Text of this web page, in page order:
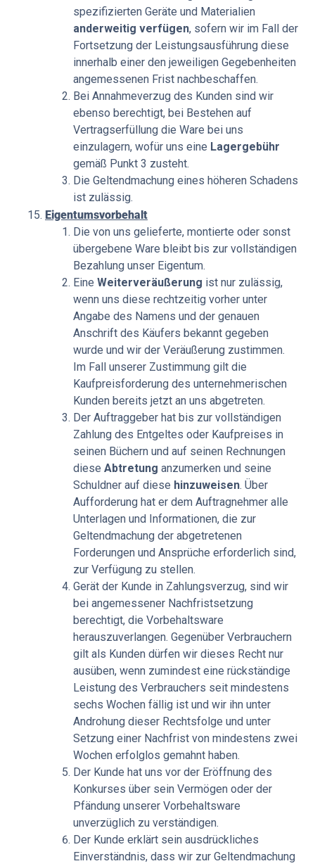
spezifizierten Geräte und Materialien
anderweitig verfügen, sofern wir im Fall der
Fortsetzung der Leistungsausführung diese
innerhalb einer den jeweiligen Gegebenheiten
angemessenen Frist nachbeschaffen.
Bei Annahmeverzug des Kunden sind wir
ebenso berechtigt, bei Bestehen auf
Vertragserfüllung die Ware bei uns
einzulagern, wofür uns eine Lagergebühr
gemäß Punkt 3 zusteht.
Die Geltendmachung eines höheren Schadens
ist zulässig.
Eigentumsvorbehalt
Die von uns gelieferte, montierte oder sonst
übergebene Ware bleibt bis zur vollständigen
Bezahlung unser Eigentum.
Eine Weiterveräußerung ist nur zulässig,
wenn uns diese rechtzeitig vorher unter
Angabe des Namens und der genauen
Anschrift des Käufers bekannt gegeben
wurde und wir der Veräußerung zustimmen.
Im Fall unserer Zustimmung gilt die
Kaufpreisforderung des unternehmerischen
Kunden bereits jetzt an uns abgetreten.
Der Auftraggeber hat bis zur vollständigen
Zahlung des Entgeltes oder Kaufpreises in
seinen Büchern und auf seinen Rechnungen
diese Abtretung anzumerken und seine
Schuldner auf diese hinzuweisen. Über
Aufforderung hat er dem Auftragnehmer alle
Unterlagen und Informationen, die zur
Geltendmachung der abgetretenen
Forderungen und Ansprüche erforderlich sind,
zur Verfügung zu stellen.
Gerät der Kunde in Zahlungsverzug, sind wir
bei angemessener Nachfristsetzung
berechtigt, die Vorbehaltsware
herauszuverlangen. Gegenüber Verbrauchern
gilt als Kunden dürfen wir dieses Recht nur
ausüben, wenn zumindest eine rückständige
Leistung des Verbrauchers seit mindestens
sechs Wochen fällig ist und wir ihn unter
Androhung dieser Rechtsfolge und unter
Setzung einer Nachfrist von mindestens zwei
Wochen erfolglos gemahnt haben.
Der Kunde hat uns vor der Eröffnung des
Konkurses über sein Vermögen oder der
Pfändung unserer Vorbehaltsware
unverzüglich zu verständigen.
Der Kunde erklärt sein ausdrückliches
Einverständnis, dass wir zur Geltendmachung